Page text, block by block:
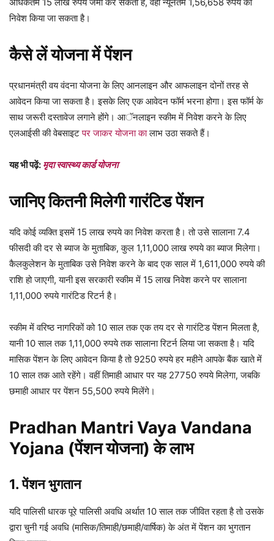
अधिकतम 15 लाख रुपये जमा कर सकता है, वहीं न्यूनतम 1,56,658 रुपये का
निवेश किया जा सकता है।
कैसे लें योजना में पेंशन
प्रधानमंत्री वय वंदना योजना के लिए आनलाइन और आफलाइन दोनों तरह से
आवेदन किया जा सकता है। इसके लिए एक आवेदन फॉर्म भरना होगा। इस फॉर्म के
साथ जरूरी दस्तावेज लगाने होंगे। आॅनलाइन स्कीम में निवेश करने के लिए
एलआईसी की वेबसाइटपर जाकर योजना कालाभ उठा सकते हैं।
यह भी पढ़ें: मृदा स्वास्थ्य कार्ड योजना
जानिए कितनी मिलेगी गारंटिड पेंशन
यदि कोई व्यक्ति इसमें 15 लाख रुपये का निवेश करता है। तो उसे सालाना 7.4
फीसदी की दर से ब्याज के मुताबिक, कुल 1,11,000 लाख रुपये का ब्याज मिलेगा।
कैलकुलेशन के मुताबिक उसे निवेश करने के बाद एक साल में 1,611,000 रुपये की
राशि हो जाएगी, यानी इस सरकारी स्कीम में 15 लाख निवेश करने पर सालाना
1,11,000 रुपये गारंटिड रिटर्न है।
स्कीम में वरिष्ठ नागरिकों को 10 साल तक एक तय दर से गारंटिड पेंशन मिलता है,
यानी 10 साल तक 1,11,000 रुपये तक सालाना रिटर्न लिया जा सकता है। यदि
मासिक पेंशन के लिए आवेदन किया है तो 9250 रुपये हर महीने आपके बैंक खाते में
10 साल तक आते रहेंगे। वहीं तिमाही आधार पर यह 27750 रुपये मिलेगा, जबकि
छमाही आधार पर पेंशन 55,500 रुपये मिलेंगे।
Pradhan Mantri Vaya Vandana
Yojana (पेंशन योजना) के लाभ
1. पेंशन भुगतान
यदि पालिसी धारक पूरे पालिसी अवधि अर्थात 10 साल तक जीवित रहता है तो उसके
द्वारा चुनी गई अवधि (मासिक/तिमाही/छमाही/वार्षिक) के अंत में पेंशन का भुगतान